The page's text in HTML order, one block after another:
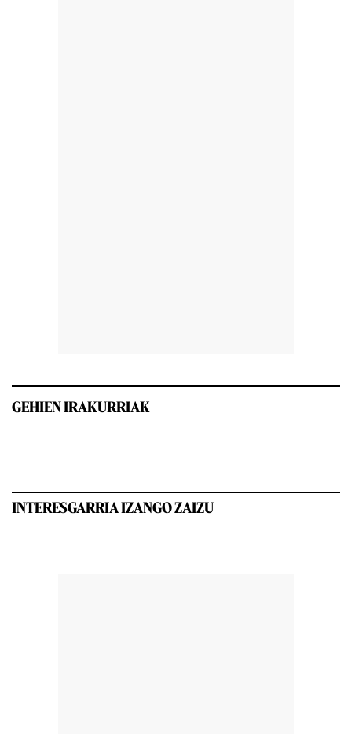
GEHIEN IRAKURRIAK
INTERESGARRIA IZANGO ZAIZU